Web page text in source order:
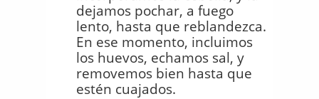
dejamos pochar, a fuego
lento, hasta que reblandezca.
En ese momento, incluimos
los huevos, echamos sal, y
removemos bien hasta que
estén cuajados.